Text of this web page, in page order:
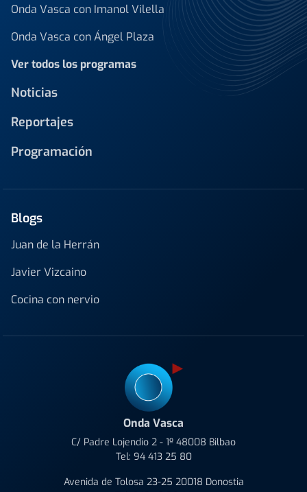
Onda Vasca con Imanol Vilella
Onda Vasca con Ángel Plaza
Ver todos los programas
Noticias
Reportajes
Programación
Blogs
Juan de la Herrán
Javier Vizcaino
Cocina con nervio
Onda Vasca
C/ Padre Lojendio 2 - 1º 48008 Bilbao
Tel: 94 413 25 80
Avenida de Tolosa 23-25 20018 Donostia